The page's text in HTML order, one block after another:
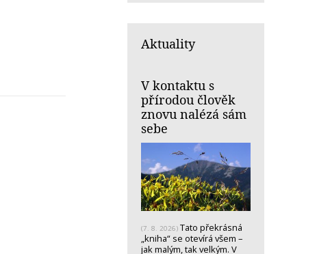
Aktuality
V kontaktu s
přírodou člověk
znovu nalézá sám
sebe
(7. 8. 2026) Tato překrásná
„kniha“ se otevírá všem –
jak malým, tak velkým. V